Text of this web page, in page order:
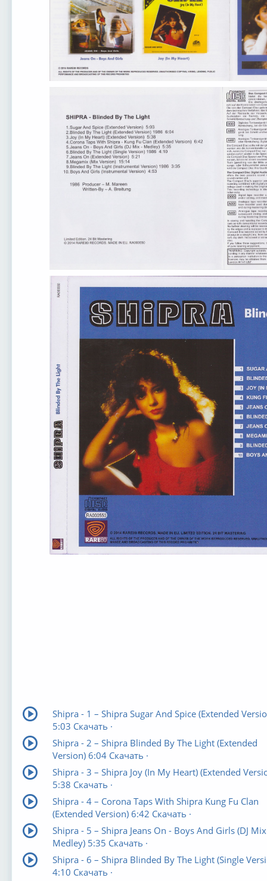
Shipra - 1 – Shipra Sugar And Spice (Extended
5:03 Скачать ·
Shipra - 2 – Shipra Blinded By The Light (Extended
Version) 6:04 Скачать ·
Shipra - 3 – Shipra Joy (In My Heart) (Extended
5:38 Скачать ·
Shipra - 4 – Corona Taps With Shipra Kung Fu Clan
(Extended Version) 6:42 Скачать ·
Shipra - 5 – Shipra Jeans On - Boys And Girls (DJ
Medley) 5:35 Скачать ·
Shipra - 6 – Shipra Blinded By The Light (Single
4:10 Скачать ·